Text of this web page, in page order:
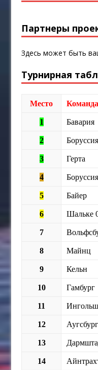
Партнеры
Здесь может быть
Турнирная
Место Команда
1 Бавария
2
3 Герта
4
5 Байер
6 Шальке
7
8 Майнц
9 Кельн
10 Гамбург
11
12 Аугсбург
13
14